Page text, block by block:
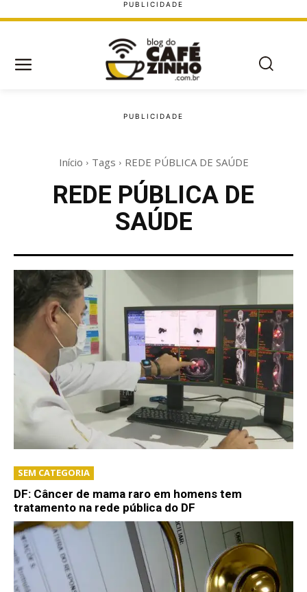
Início Tags REDE PÚBLICA DE SAÚDE
REDE PÚBLICA DE
SAÚDE
SEM CATEGORIA
DF: Câncer de mama raro em homens tem
tratamento na rede pública do DF